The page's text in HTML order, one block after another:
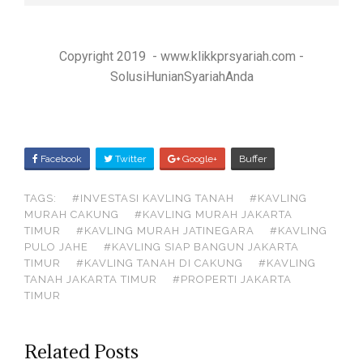
Copyright 2019 - www.klikkprsyariah.com -
SolusiHunianSyariahAnda
A
R
E
O
N
Facebook Twitter Google+ Buffer
TAGS: #INVESTASI KAVLING TANAH
#KAVLING
MURAH CAKUNG
#KAVLING MURAH JAKARTA
TIMUR
#KAVLING MURAH JATINEGARA
#KAVLING
PULO JAHE
#KAVLING SIAP BANGUN JAKARTA
TIMUR
#KAVLING TANAH DI CAKUNG
#KAVLING
TANAH JAKARTA TIMUR
#PROPERTI JAKARTA
TIMUR
Related Posts